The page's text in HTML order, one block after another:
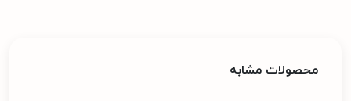
محصولات مشابه